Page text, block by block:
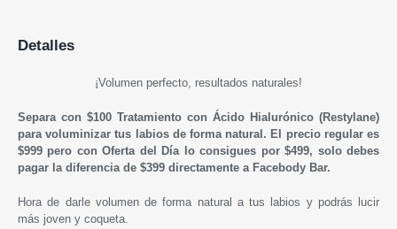
Detalles
¡Volumen perfecto, resultados naturales!
Separa con $100 Tratamiento con Ácido Hialurónico (Restylane)
para voluminizar tus labios de forma natural. El precio regular es
$999 pero con Oferta del Día lo consigues por $499, solo debes
pagar la diferencia de $399 directamente a Facebody Bar.
Hora de darle volumen de forma natural a tus labios y podrás lucir
más joven y coqueta.